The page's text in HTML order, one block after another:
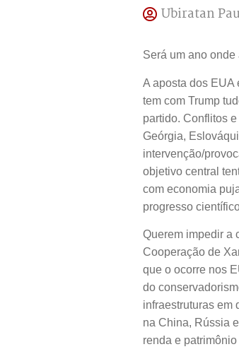
Ubiratan
Será um ano
A aposta dos EUA
tem com Trump
partido. Conflitos
Geórgia,
intervenção/
objetivo central
com economia
progresso
Querem impedir a
Cooperação de
que o ocorre nos
do
infraestruturas em
na China, Rússia
renda e